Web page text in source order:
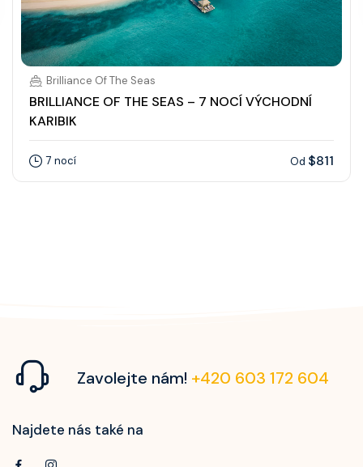
Brilliance Of The Seas
BRILLIANCE OF THE SEAS – 7 NOCÍ VÝCHODNÍ
KARIBIK
7 nocí Od $811
Zavolejte nám! +420 603 172 604
Najdete nás také na